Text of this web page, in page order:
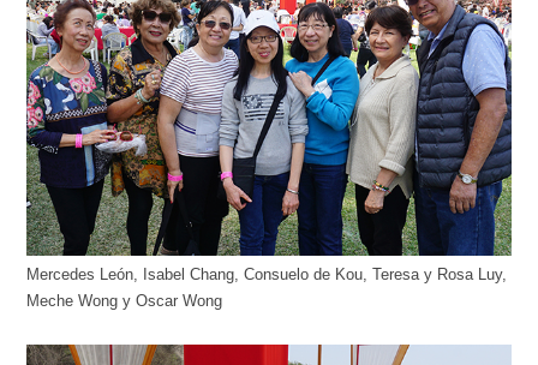
Mercedes León, Isabel Chang, Consuelo de Kou, Teresa y Rosa Luy,
Meche Wong y Oscar Wong